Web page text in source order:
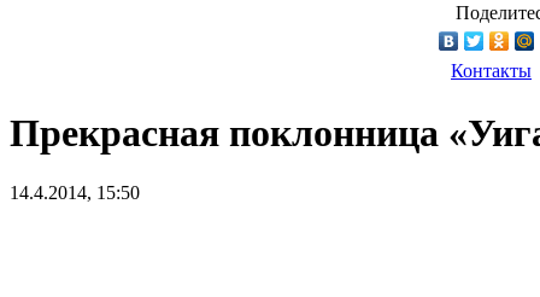
Контакты
Прекрасная поклонница
14.4.2014, 15:50